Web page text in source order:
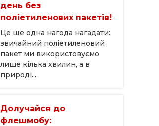
день без
поліетиленових пакетів!
Це ще одна нагода нагадати:
звичайний поліетиленовий
пакет ми використовуємо
лише кілька хвилин, а в
природі...
Долучайся до
флешмобу: